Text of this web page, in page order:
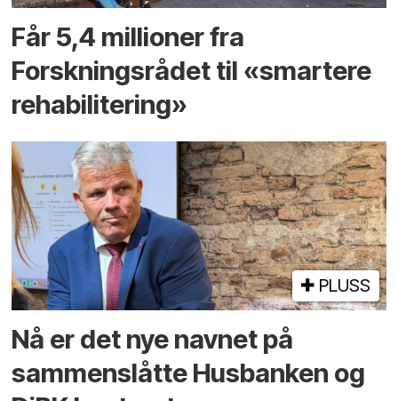
Får 5,4 millioner fra
Forskningsrådet til «smartere
rehabilitering»
PLUSS
Nå er det nye navnet på
sammenslåtte Husbanken og